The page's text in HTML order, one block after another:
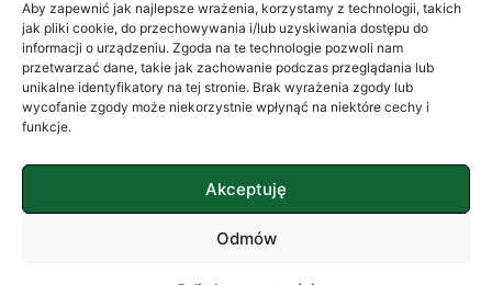
Aby zapewnić jak najlepsze wrażenia, korzystamy z technologii, takich
jak pliki cookie, do przechowywania i/lub uzyskiwania dostępu do
informacji o urządzeniu. Zgoda na te technologie pozwoli nam
przetwarzać dane, takie jak zachowanie podczas przeglądania lub
unikalne identyfikatory na tej stronie. Brak wyrażenia zgody lub
wycofanie zgody może niekorzystnie wpłynąć na niektóre cechy i
funkcje.
Akceptuję
Odmów